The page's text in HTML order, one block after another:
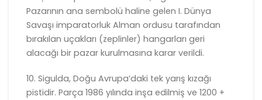
Pazarının ana sembolü haline gelen I. Dünya
Savaşı imparatorluk Alman ordusu tarafından
bırakılan uçakları (zeplinler) hangarları geri
alacağı bir pazar kurulmasına karar verildi.
10. Sigulda, Doğu Avrupa’daki tek yarış kızağı
pistidir. Parça 1986 yılında inşa edilmiş ve 1200 +